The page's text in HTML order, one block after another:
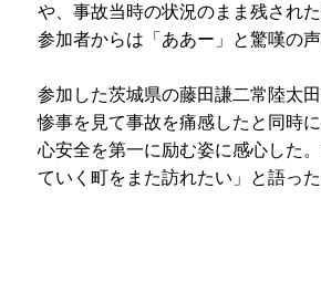
や、事故当時の状況のまま残され
参加者からは「ああー」と驚嘆の声
参加した茨城県の藤田謙二常陸太
惨事を見て事故を痛感したと同時
心安全を第一に励む姿に感心した
ていく町をまた訪れたい」と語った